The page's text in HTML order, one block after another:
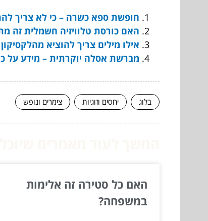
חופשת ספא כשרה – כי לא צריך
האם כורסת טלוויזיה חשמלית זה
אילו מילים צריך להוציא
מברשת אסלה יוקרתית – מידע על
בלוג יחסים וזוגיות צימרים ונופש
האם כל סטירה זה אלימות
במשפחה?